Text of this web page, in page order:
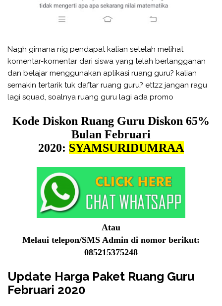
Nagh gimana nig pendapat kalian setelah melihat
komentar-komentar dari siswa yang telah berlangganan
dan belajar menggunakan aplikasi ruang guru? kalian
semakin tertarik tuk daftar ruang guru? ettzz jangan ragu
lagi squad, soalnya ruang guru lagi ada promo
Kode Diskon Ruang Guru Diskon 65%
Bulan Februari
2020: SYAMSURIDUMRAA
Atau
Melaui telepon/SMS Admin di nomor berikut:
085215375248
Update Harga Paket Ruang Guru
Februari 2020